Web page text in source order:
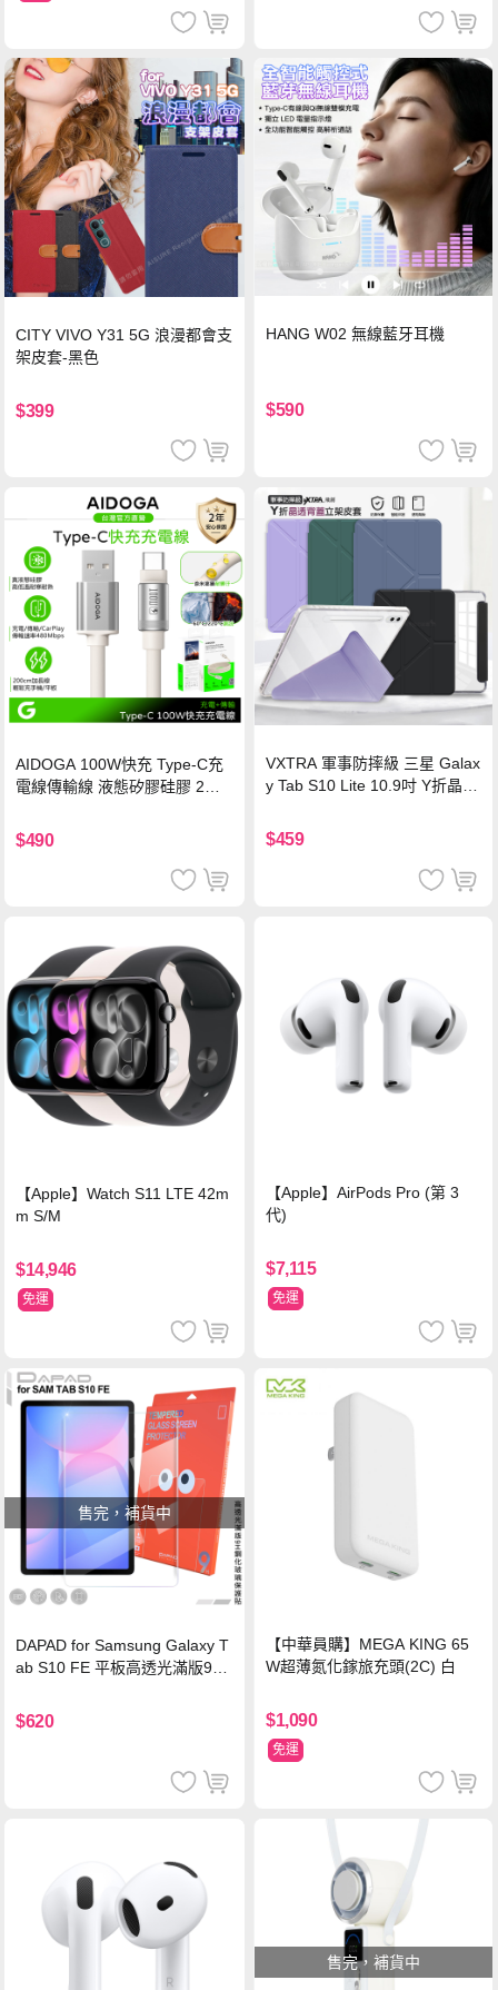
CITY VIVO Y31 5G 浪漫都會支
架皮套-黑色
$399
HANG W02 無線藍牙耳機
$590
AIDOGA 100W快充 Type-C充
電線傳輸線 液態矽膠硅膠 2M
$490
VXTRA 軍事防摔級 三星 Galax
y Tab S10 Lite 10.9吋 Y折晶透
$459
【Apple】Watch S11 LTE 42m
m S/M
$14,946
免運
【Apple】AirPods Pro (第 3
代)
$7,115
免運
售完，補貨中
DAPAD for Samsung Galaxy T
ab S10 FE 平板高透光滿版9H
$620
【中華員購】MEGA KING 65
W超薄氮化鎵旅充頭(2C) 白
$1,090
免運
售完，補貨中